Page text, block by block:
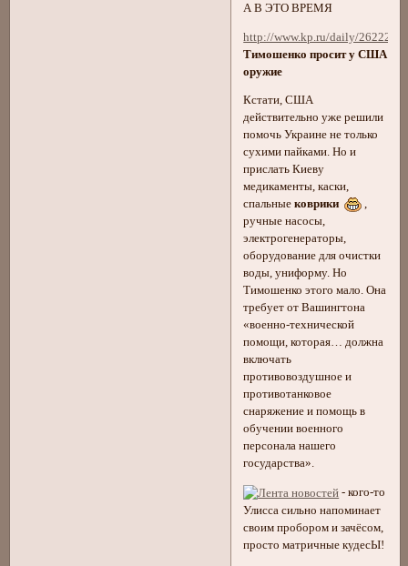
А В ЭТО ВРЕМЯ
http://www.kp.ru/daily/26222.7/
Тимошенко просит у США
оружие
Кстати, США
действительно уже решили
помочь Украине не только
сухими пайками. Но и
прислать Киеву
медикаменты, каски,
спальныековрики
,
ручные насосы,
электрогенераторы,
оборудование для очистки
воды, униформу. Но
Тимошенко этого мало. Она
требует от Вашингтона
«военно-технической
помощи, которая… должна
включать
противовоздушное и
противотанковое
снаряжение и помощь в
обучении военного
персонала нашего
государства».
- кого-то
Улисса сильно напоминает
своим пробором и зачёсом,
просто матричные кудесЫ!